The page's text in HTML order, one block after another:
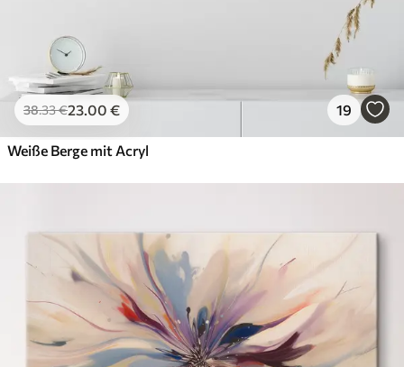
38.33€23.00 € 19
Weiße Berge mit Acryl